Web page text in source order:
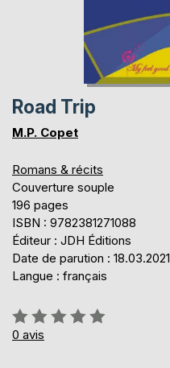
Road Trip
M.P. Copet
Romans & récits
Couverture souple
196 pages
ISBN : 9782381271088
Éditeur : JDH Éditions
Date de parution : 18.03.2021
Langue : français
Évaluation:
0%
0 avis